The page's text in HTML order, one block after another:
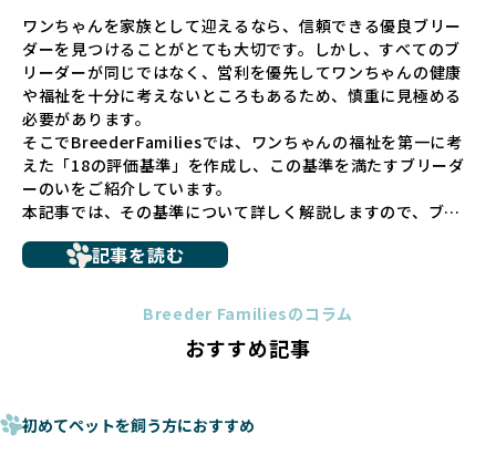
長するための環境が十分に整っていない場合が多く、販売ま
での間に過密な環境や長距離移動のストレスを受けることが
少なくありません。このような環境は、健康リスクや社会性
の問題につながりやすく、ワンちゃんにとっても望ましいと
は言えません。
こうした背景から、BreederFamiliesはペットショップを介
さない直接販売を採用するとともに、ペットオークションや
ペットショップを利用するブリーダーの掲載も行ってしませ
ん。
ペットショップを避けた方がいい理由の詳細はこちら
法令レベルの最低基準にとどまっていることが問題です。こ
の法令レベルの基準はブリーディング環境の最低限を定める
ものに過ぎず、ワンちゃんの心身の福祉やブリーダーの責任
少なくなく、消費者にとって選択の判断が難しい現状があり
ワンちゃんを家族として迎えるなら、信頼できる優良ブリー
ダーを見つけることがとても大切です。しかし、すべてのブ
リーダーが同じではなく、営利を優先してワンちゃんの健康
や福祉を十分に考えないところもあるため、慎重に見極める
必要があります。
そこでBreederFamiliesでは、ワンちゃんの福祉を第一に考
えた「18の評価基準」を作成し、この基準を満たすブリーダ
ーのいをご紹介しています。
本記事では、その基準について詳しく解説しますので、ブリ
に断尾（しっぽを切る）や断耳（耳を切る）が行われている
これは痛みを伴う処置で、ワンちゃんの身体的な負担が大き
手段でもあるため、切断されることで他の犬や人間との意思
記事を読む
Breeder Familiesのコラム
おすすめ記事
初めてペットを飼う方におすすめ